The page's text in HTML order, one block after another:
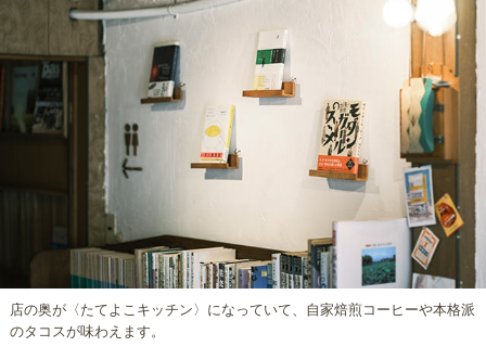
店の奥が〈たてよこキッチン〉になっていて、自家焙煎コーヒーや本格派
のタコスが味わえます。